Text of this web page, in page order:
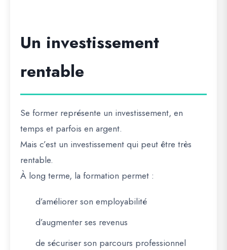
Un investissement
rentable
Se former représente un investissement, en
temps et parfois en argent.
Mais c’est un investissement qui peut être très
rentable.
À long terme, la formation permet :
d’améliorer son employabilité
d’augmenter ses revenus
de sécuriser son parcours professionnel